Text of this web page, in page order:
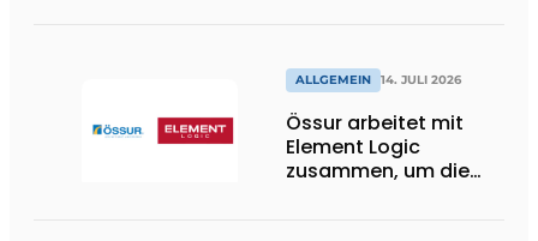
ALLGEMEIN 14. JULI 2026
Össur arbeitet mit
Element Logic
zusammen, um die